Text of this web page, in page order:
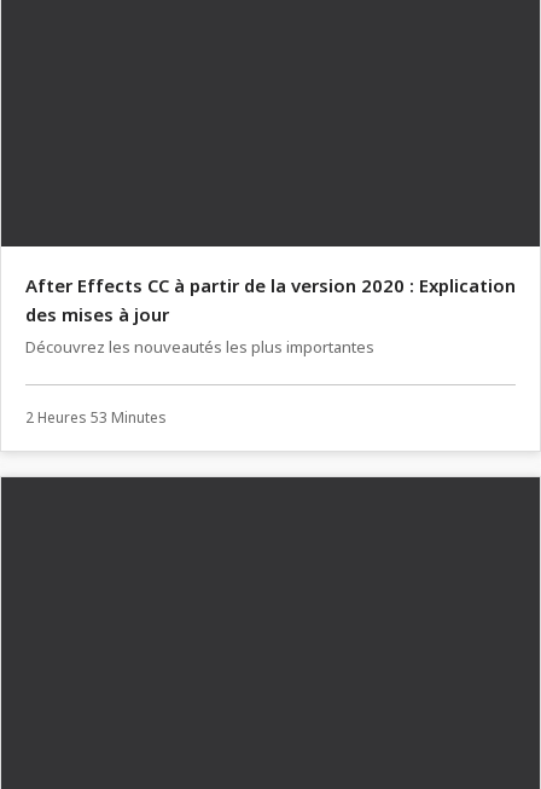
After Effects CC à partir de la version 2020 : Explication
des mises à jour
Découvrez les nouveautés les plus importantes
2 Heures 53 Minutes